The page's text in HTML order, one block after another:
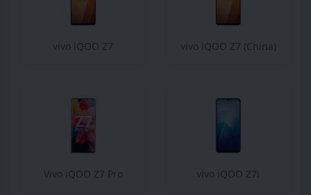
vivo iQOO Z7 vivo iQOO Z7 (China)
Vivo iQOO Z7 Pro vivo iQOO Z7i